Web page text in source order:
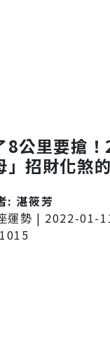
8公里要搶
」招財化煞
: 湛筱芳
運勢 | 2022-01-
1015